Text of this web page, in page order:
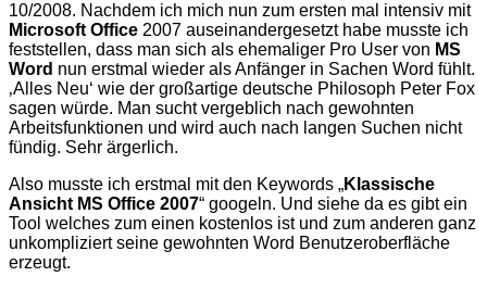
10/2008. Nachdem ich mich nun zum ersten mal intensiv mit
Microsoft Office 2007 auseinandergesetzt habe musste ich
feststellen, dass man sich als ehemaliger Pro User von MS
Word nun erstmal wieder als Anfänger in Sachen Word fühlt.
‚Alles Neu‘ wie der großartige deutsche Philosoph Peter Fox
sagen würde. Man sucht vergeblich nach gewohnten
Arbeitsfunktionen und wird auch nach langen Suchen nicht
fündig. Sehr ärgerlich.
Also musste ich erstmal mit den Keywords „Klassische
Ansicht MS Office 2007“ googeln. Und siehe da es gibt ein
Tool welches zum einen kostenlos ist und zum anderen ganz
unkompliziert seine gewohnten Word Benutzeroberfläche
erzeugt.